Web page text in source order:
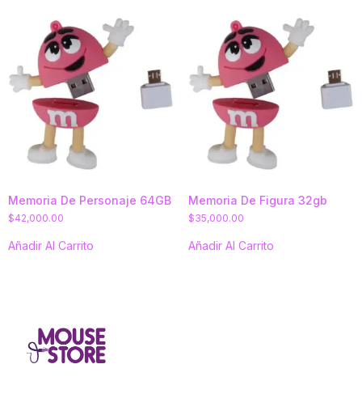
Memoria De Personaje 64GB
$42,000.00
Añadir Al Carrito
Memoria De Figura 32gb
$35,000.00
Añadir Al Carrito